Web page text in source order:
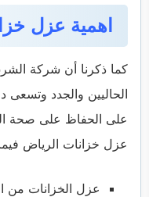
اهمية عزل
كما ذكرنا أن شركة
الحاليين والجدد وتسعى
على الحفاظ على صحة
عزل خزانات الرياض
عزل الخزانات من